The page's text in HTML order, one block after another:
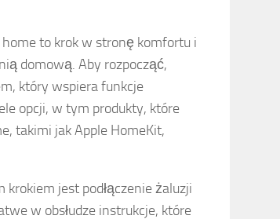
to krok w stronę komfortu i
domową. Aby rozpocząć,
który wspiera funkcje
opcji, w tym produkty, które
takimi jak Apple HomeKit,
jest podłączenie żaluzji
w obsłudze instrukcje, które